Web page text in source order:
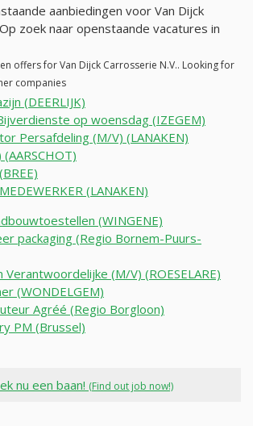
aanbiedingen voor Van Dijck
zoek naar openstaande vacatures in
offers for Van Dijck Carrosserie N.V.. Looking for
companies
(DEERLIJK)
op woensdag (IZEGEM)
Persafdeling (M/V) (LANAKEN)
(LANAKEN)
(WINGENE)
packaging (Regio Bornem-Puurs-
(M/V) (ROESELARE)
(WONDELGEM)
Agréé (Regio Borgloon)
PM (Brussel)
nu een baan! (Find out job now!)